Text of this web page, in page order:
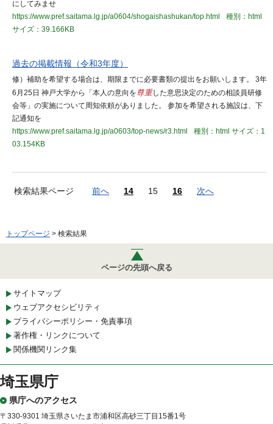
にしてみませ
https://www.pref.saitama.lg.jp/a0604/shogaishashukan/top.html
種別：html
サイズ：39.166KB
過去の掲載情報（令和3年度）
修）補助を希望する場合は、期限までに必要書類の提出をお願いします。 3年
6月25日 神戸大学から「本人の意向を尊重した意思決定のための相談員研修
会等」の実施について周知依頼がありました。 参加を希望される施設は、下
記通知を
https://www.pref.saitama.lg.jp/a0603/top-news/r3.html
種別：html サイズ：1
03.154KB
検索結果ページ 前へ 14 15 16 次へ
トップページ > 検索結果
ページの先頭へ戻る
サイトマップ
ウェブアクセシビリティ
プライバシーポリシー・免責事項
著作権・リンクについて
関係機関リンク集
埼玉県庁
県庁へのアクセス
〒330-9301 埼玉県さいたま市浦和区高砂三丁目15番1号